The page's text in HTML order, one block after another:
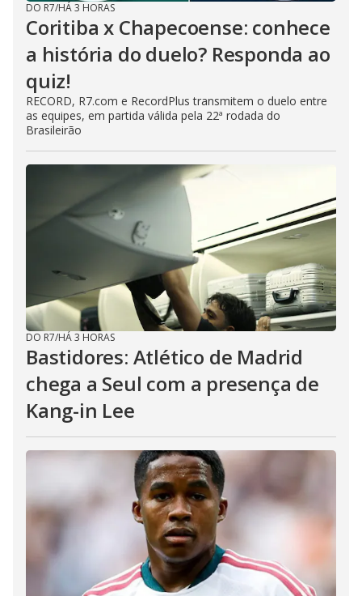
DO R7/HÁ 3 HORAS
Coritiba x Chapecoense: conhece
a história do duelo? Responda ao
quiz!
RECORD, R7.com e RecordPlus transmitem o duelo entre
as equipes, em partida válida pela 22ª rodada do
Brasileirão
DO R7/HÁ 3 HORAS
Bastidores: Atlético de Madrid
chega a Seul com a presença de
Kang-in Lee